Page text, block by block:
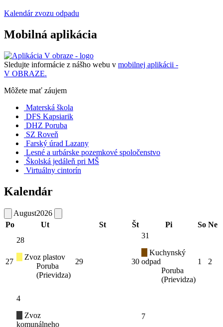
Kalendár zvozu odpadu
Mobilná aplikácia
Sledujte informácie z nášho webu v mobilnej aplikácii -
V OBRAZE.
Môžete mať záujem
Materská škola
DFS Kapsiarik
DHZ Poruba
SZ Roveň
Farský úrad Lazany
Lesné a urbárske pozemkové spoločenstvo
Školská jedáleň pri MŠ
Virtuálny cintorín
Kalendár
August2026
Po
Ut St Št Pi So Ne
27
28
Zvoz plastov
Poruba
(Prievidza)
29 30
31
Kuchynský
odpad
Poruba
(Prievidza)
1 2
4
Zvoz
komunálneho
7